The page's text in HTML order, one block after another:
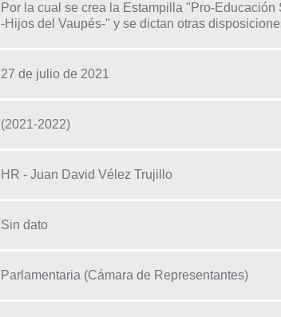
Por la cual se crea la Estampilla "Pro-
-Hijos del Vaupés-" y se dictan otras
27 de julio de 2021
(2021-2022)
HR - Juan David Vélez Trujillo
Sin dato
Parlamentaria (Cámara de Representantes)